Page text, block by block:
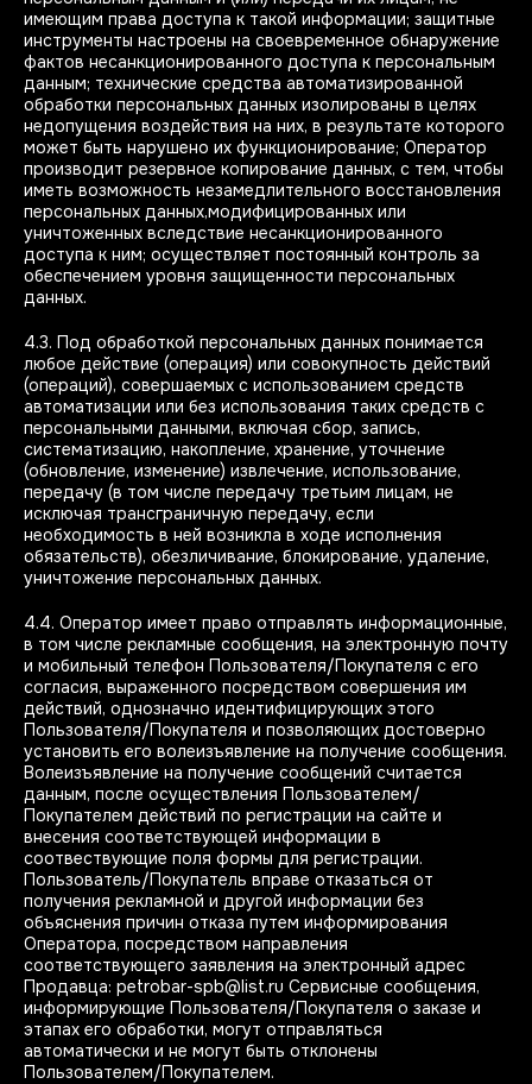
имеющим права доступа к такой информации; защитные
инструменты настроены на своевременное обнаружение
фактов несанкционированного доступа к персональным
данным; технические средства автоматизированной
обработки персональных данных изолированы в целях
недопущения воздействия на них, в результате которого
может быть нарушено их функционирование; Оператор
производит резервное копирование данных, с тем, чтобы
иметь возможность незамедлительного восстановления
персональных данных,модифицированных или
уничтоженных вследствие несанкционированного
доступа к ним; осуществляет постоянный контроль за
обеспечением уровня защищенности персональных
данных.
4.3. Под обработкой персональных данных понимается
любое действие (операция) или совокупность действий
(операций), совершаемых с использованием средств
автоматизации или без использования таких средств с
персональными данными, включая сбор, запись,
систематизацию, накопление, хранение, уточнение
(обновление, изменение) извлечение, использование,
передачу (в том числе передачу третьим лицам, не
исключая трансграничную передачу, если
необходимость в ней возникла в ходе исполнения
обязательств), обезличивание, блокирование, удаление,
уничтожение персональных данных.
4.4. Оператор имеет право отправлять информационные,
в том числе рекламные сообщения, на электронную почту
и мобильный телефон Пользователя/Покупателя с его
согласия, выраженного посредством совершения им
действий, однозначно идентифицирующих этого
Пользователя/Покупателя и позволяющих достоверно
установить его волеизъявление на получение сообщения.
Волеизъявление на получение сообщений считается
данным, после осуществления Пользователем/
Покупателем действий по регистрации на сайте и
внесения соответствующей информации в
соотвествующие поля формы для регистрации.
Пользователь/Покупатель вправе отказаться от
получения рекламной и другой информации без
объяснения причин отказа путем информирования
Оператора, посредством направления
соответствующего заявления на электронный адрес
Продавца: petrobar-spb@list.ru Сервисные сообщения,
информирующие Пользователя/Покупателя о заказе и
этапах его обработки, могут отправляться
автоматически и не могут быть отклонены
Пользователем/Покупателем.